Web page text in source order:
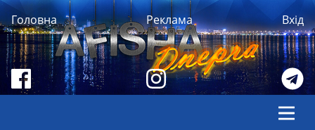
Головна Реклама Вхід